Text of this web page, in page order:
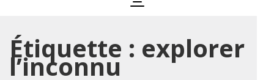
Étiquette : explorer
l’inconnu